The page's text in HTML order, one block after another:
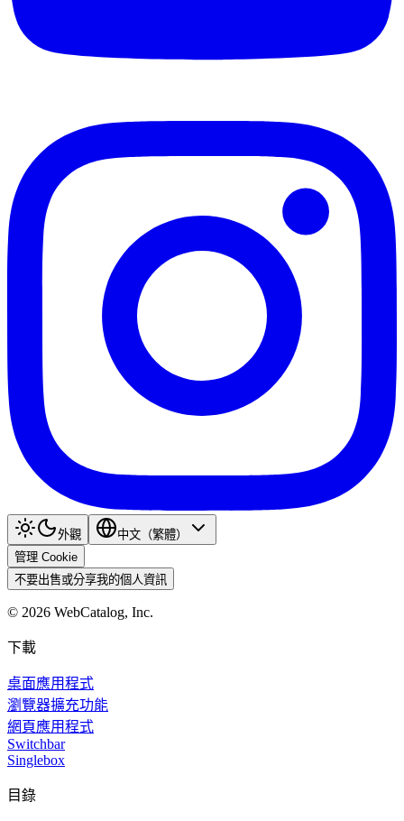
外觀
中文（繁體）
管理 Cookie
不要出售或分享我的個人資訊
© 2026 WebCatalog, Inc.
下載
桌面應用程式
瀏覽器擴充功能
網頁應用程式
Switchbar
Singlebox
目錄